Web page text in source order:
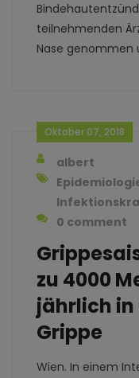
teilnehmenden
Nase genommen
Oktober 07, 2018
albert
0 comment
zu 4000
jährlich in
Grippe
Wien. In einem